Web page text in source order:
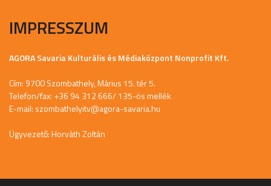
IMPRESSZUM
AGORA Savaria Kulturális és Médiaközpont Nonprofit Kft.
Cím: 9700 Szombathely, Márius 15. tér 5.
Telefon/fax: +36 94 312 666/ 135-ös mellék
E-mail: szombathelyitv@agora-savaria.hu
Ügyvezető: Horváth Zoltán